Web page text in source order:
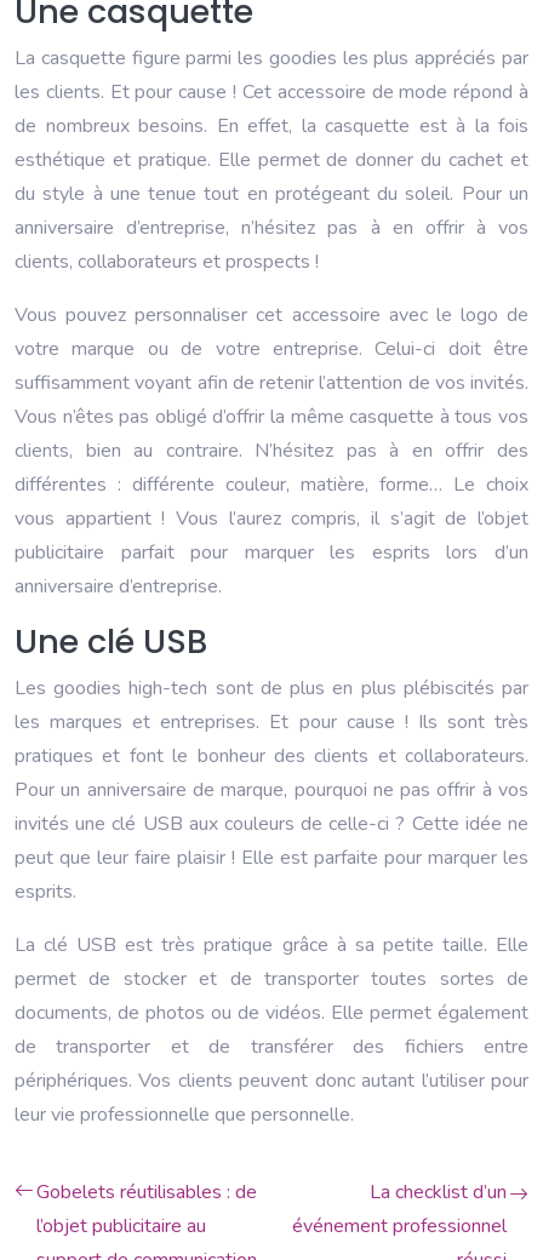
Une casquette
La casquette figure parmi les goodies les plus appréciés par
les clients. Et pour cause ! Cet accessoire de mode répond à
de nombreux besoins. En effet, la casquette est à la fois
esthétique et pratique. Elle permet de donner du cachet et
du style à une tenue tout en protégeant du soleil. Pour un
anniversaire d’entreprise, n’hésitez pas à en offrir à vos
clients, collaborateurs et prospects !
Vous pouvez personnaliser cet accessoire avec le logo de
votre marque ou de votre entreprise. Celui-ci doit être
suffisamment voyant afin de retenir l’attention de vos invités.
Vous n’êtes pas obligé d’offrir la même casquette à tous vos
clients, bien au contraire. N’hésitez pas à en offrir des
différentes : différente couleur, matière, forme… Le choix
vous appartient ! Vous l’aurez compris, il s’agit de l’objet
publicitaire parfait pour marquer les esprits lors d’un
anniversaire d’entreprise.
Une clé USB
Les goodies high-tech sont de plus en plus plébiscités par
les marques et entreprises. Et pour cause ! Ils sont très
pratiques et font le bonheur des clients et collaborateurs.
Pour un anniversaire de marque, pourquoi ne pas offrir à vos
invités une clé USB aux couleurs de celle-ci ? Cette idée ne
peut que leur faire plaisir ! Elle est parfaite pour marquer les
esprits.
La clé USB est très pratique grâce à sa petite taille. Elle
permet de stocker et de transporter toutes sortes de
documents, de photos ou de vidéos. Elle permet également
de transporter et de transférer des fichiers entre
périphériques. Vos clients peuvent donc autant l’utiliser pour
leur vie professionnelle que personnelle.
Gobelets réutilisables : de
l’objet publicitaire au
La checklist d’un
événement professionnel